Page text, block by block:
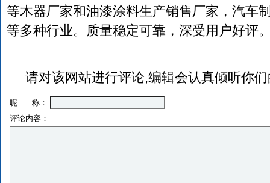
等木器厂家和油漆涂料生产销售厂家，汽车
等多种行业。质量稳定可靠，深受用户好评
请对该网站进行评论,编辑会认真倾听你
昵 称：
评论内容：